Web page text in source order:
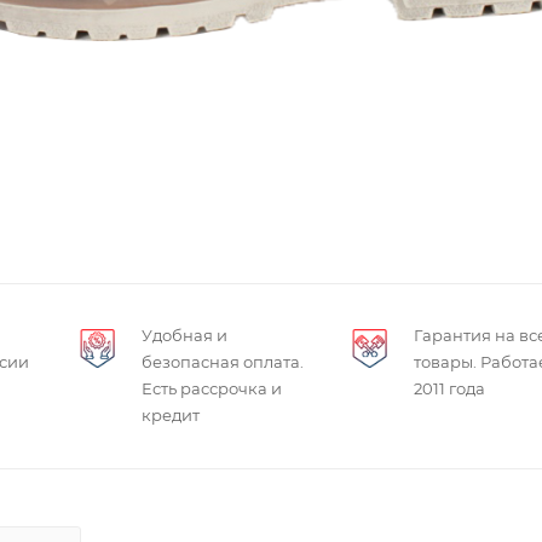
Удобная и
безопасная оплата.
Есть рассрочка и
кредит
Гарантия на
товары.
2011 года